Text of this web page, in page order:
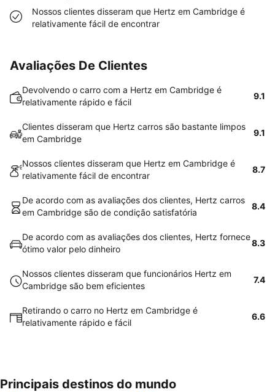
Nossos clientes disseram que Hertz em Cambridge é
relativamente fácil de encontrar
Avaliações De Clientes
Devolvendo o carro com a Hertz em Cambridge é
relativamente rápido e fácil
9.1
Clientes disseram que Hertz carros são bastante limpos
em Cambridge
9.1
Nossos clientes disseram que Hertz em Cambridge é
relativamente fácil de encontrar
8.7
De acordo com as avaliações dos clientes, Hertz carros
em Cambridge são de condição satisfatória
8.4
De acordo com as avaliações dos clientes, Hertz fornece
ótimo valor pelo dinheiro
8.3
Nossos clientes disseram que funcionários Hertz em
Cambridge são bem eficientes
7.4
Retirando o carro no Hertz em Cambridge é
relativamente rápido e fácil
6.6
Principais destinos do mundo